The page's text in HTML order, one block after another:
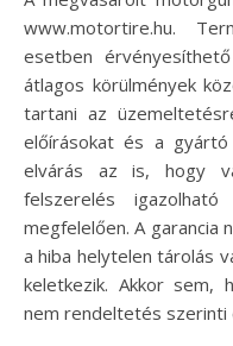
www.motortire.hu.
esetben
átlagos körülmények
tartani az
előírásokat és a
elvárás az is, hogy
felszerelés
megfelelően. A garancia
a hiba helytelen tárolás
keletkezik. Akkor sem,
nem rendeltetés szerinti